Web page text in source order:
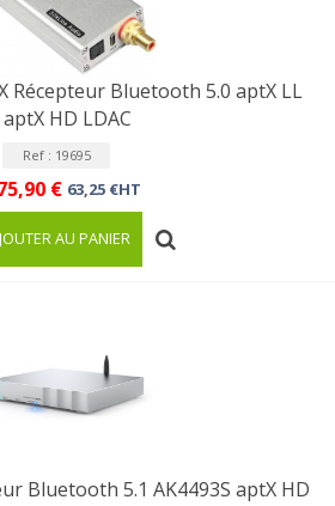
Récepteur Bluetooth 5.0 aptX LL
aptX HD LDAC
Ref : 19695
€ 63,25 €HT
AU PANIER
Bluetooth 5.1 AK4493S aptX HD